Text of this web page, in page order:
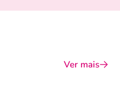
Ver mais